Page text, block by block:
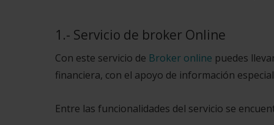
1.- Servicio de broker Online
Con este servicio de Broker online puedes
financiera, con el apoyo de información
Entre las funcionalidades del servicio se